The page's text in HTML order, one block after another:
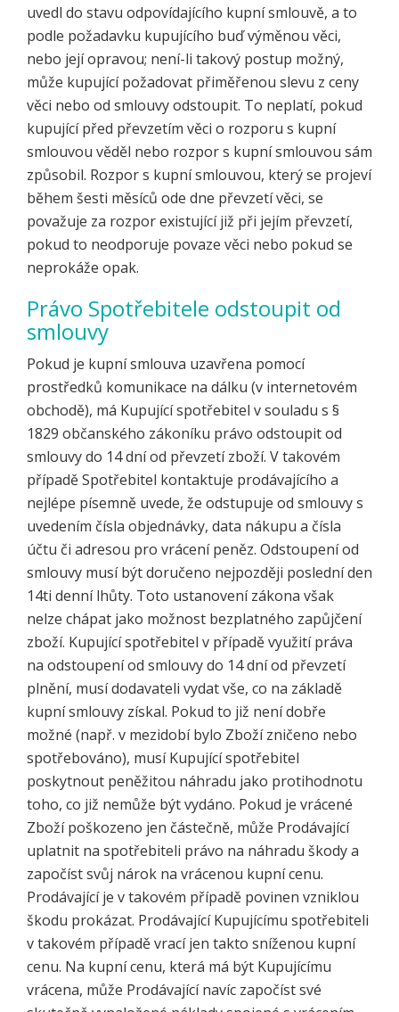
uvedl do stavu odpovídajícího kupní smlouvě, a to
podle požadavku kupujícího buď výměnou věci,
nebo její opravou; není-li takový postup možný,
může kupující požadovat přiměřenou slevu z ceny
věci nebo od smlouvy odstoupit. To neplatí, pokud
kupující před převzetím věci o rozporu s kupní
smlouvou věděl nebo rozpor s kupní smlouvou sám
způsobil. Rozpor s kupní smlouvou, který se projeví
během šesti měsíců ode dne převzetí věci, se
považuje za rozpor existující již při jejím převzetí,
pokud to neodporuje povaze věci nebo pokud se
neprokáže opak.
Právo Spotřebitele odstoupit od
smlouvy
Pokud je kupní smlouva uzavřena pomocí
prostředků komunikace na dálku (v internetovém
obchodě), má Kupující spotřebitel v souladu s §
1829 občanského zákoníku právo odstoupit od
smlouvy do 14 dní od převzetí zboží. V takovém
případě Spotřebitel kontaktuje prodávajícího a
nejlépe písemně uvede, že odstupuje od smlouvy s
uvedením čísla objednávky, data nákupu a čísla
účtu či adresou pro vrácení peněz. Odstoupení od
smlouvy musí být doručeno nejpozději poslední den
14ti denní lhůty. Toto ustanovení zákona však
nelze chápat jako možnost bezplatného zapůjčení
zboží. Kupující spotřebitel v případě využití práva
na odstoupení od smlouvy do 14 dní od převzetí
plnění, musí dodavateli vydat vše, co na základě
kupní smlouvy získal. Pokud to již není dobře
možné (např. v mezidobí bylo Zboží zničeno nebo
spotřebováno), musí Kupující spotřebitel
poskytnout peněžitou náhradu jako protihodnotu
toho, co již nemůže být vydáno. Pokud je vrácené
Zboží poškozeno jen částečně, může Prodávající
uplatnit na spotřebiteli právo na náhradu škody a
započíst svůj nárok na vrácenou kupní cenu.
Prodávající je v takovém případě povinen vzniklou
škodu prokázat. Prodávající Kupujícímu spotřebiteli
v takovém případě vrací jen takto sníženou kupní
cenu. Na kupní cenu, která má být Kupujícímu
vrácena, může Prodávající navíc započíst své